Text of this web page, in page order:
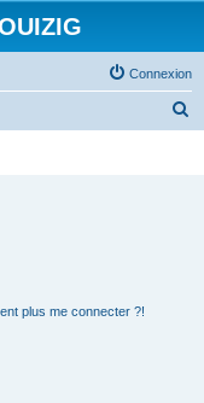
Connexion
plus me connecter ?!